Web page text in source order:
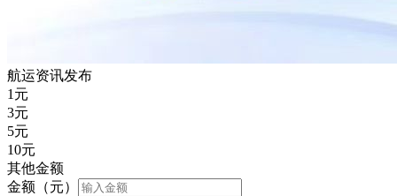
航运资讯发布
1 元
3元
5元
10元
其他金额
金额（元）